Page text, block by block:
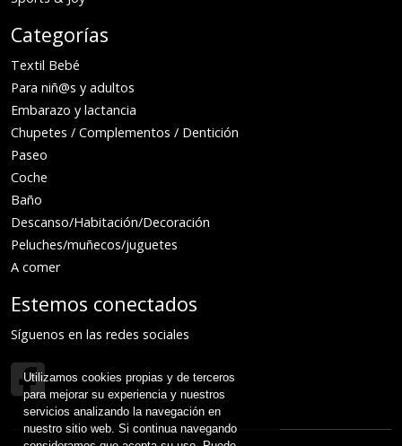
Utilizamos cookies propias y de terceros
para mejorar su experiencia y nuestros
servicios analizando la navegación en
nuestro sitio web. Si continua navegando
Categorías
Textil Bebé
Para niñ@s y adultos
Embarazo y lactancia
Chupetes / Complementos / Dentición
Paseo
Coche
Baño
Descanso/Habitación/Decoración
Peluches/muñecos/juguetes
A comer
Estemos conectados
Síguenos en las redes sociales